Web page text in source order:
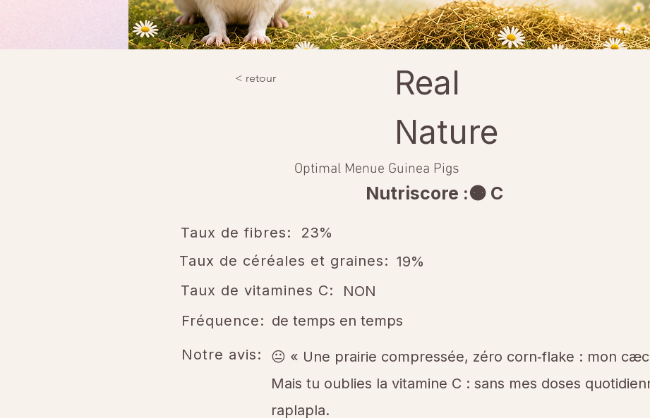
< retour
Real
Nature
Optimal Menue Guinea Pigs
Nutriscore :🟠 C
Taux de fibres:
23%
19%
Taux de céréales et graines:
Taux de vitamines C:
NON
de temps en temps
😐 « Une prairie compressée, zéro corn‑flake : mon
Mais tu oublies la vitamine C : sans mes doses
raplapla.
Fréquence:
Notre avis: